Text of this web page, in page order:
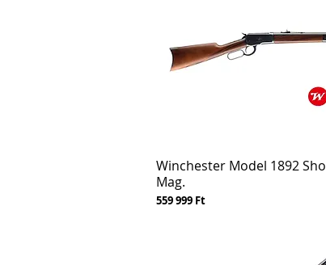
Winchester Model 1892
Mag.
Ár
559 999 Ft